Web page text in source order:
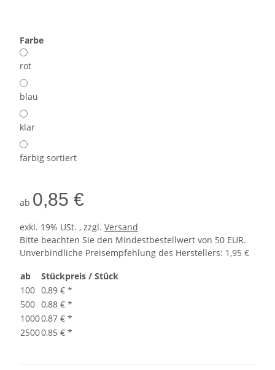
Farbe
rot
blau
klar
farbig sortiert
ab 0,85 €
exkl. 19% USt. , zzgl. Versand
Bitte beachten Sie den Mindestbestellwert von 50 EUR.
Unverbindliche Preisempfehlung des Herstellers: 1,95 €
ab
Stückpreis / Stück
100 0,89 € *
500 0,88 € *
10000,87 € *
25000,85 € *